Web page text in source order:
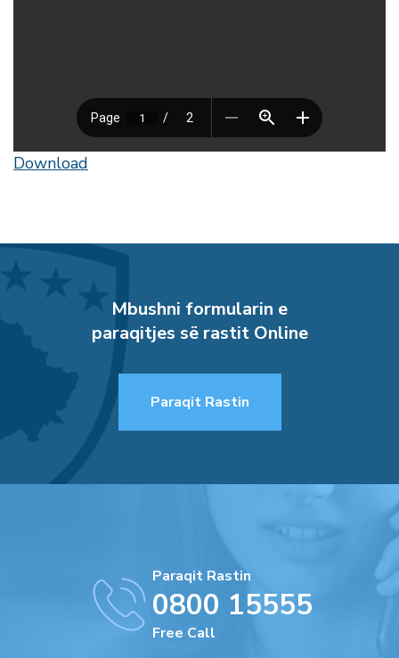
Download
Mbushni formularin e
paraqitjes së rastit Online
Paraqit Rastin
Paraqit Rastin
0800 15555
Free Call